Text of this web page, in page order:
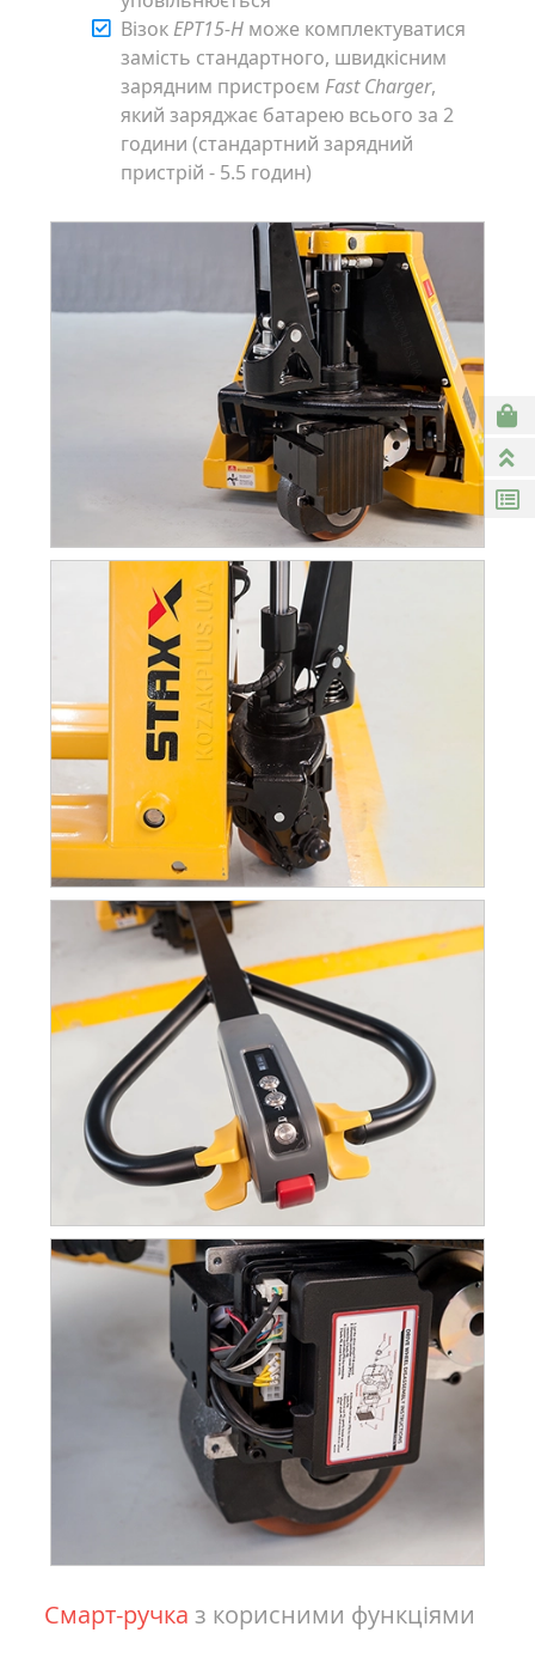
ВізокEPT15-H може комплектуватися
замість стандартного, швидкісним
зарядним пристроєм Fast Charger,
який заряджає батарею всього за 2
години (стандартний зарядний
пристрій - 5.5 годин)
Смарт-ручка з корисними функціями